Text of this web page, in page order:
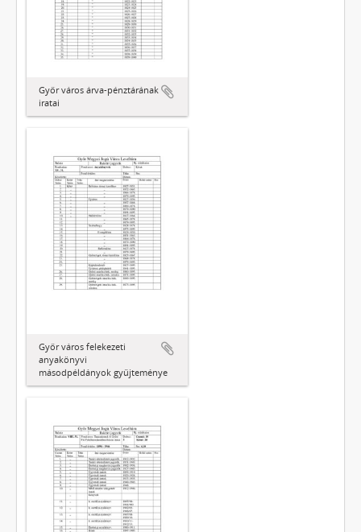
Győr város árva-pénztárának
iratai
Győr város felekezeti
anyakönyvi
másodpéldányok gyűjteménye